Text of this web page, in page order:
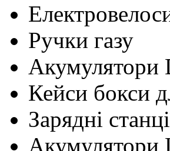
Ручки газу
Акумулятори
Кейси бокси
Зарядні
Акумулятори